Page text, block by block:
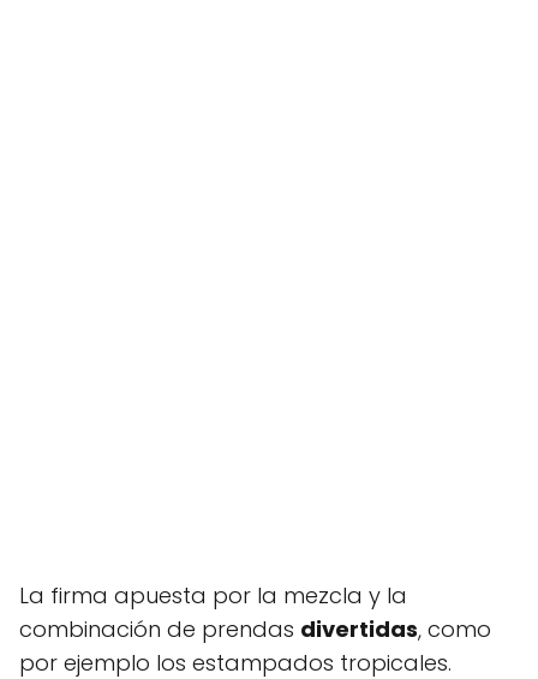
La firma apuesta por la mezcla y la
combinación de prendas divertidas, como
por ejemplo los estampados tropicales.